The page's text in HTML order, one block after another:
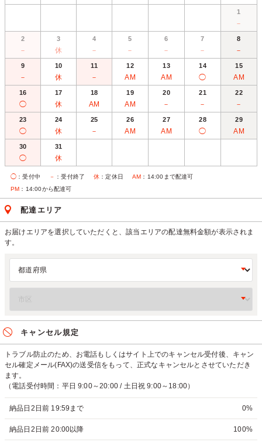
1
－
2
－
3
休
4
－
5
－
6
－
7
－
8
－
9
－
10
休
11
－
12
AM
13
AM
14
◯
15
AM
16
◯
17
休
18
AM
19
AM
20
－
21
－
22
－
23
◯
24
休
25
－
26
AM
27
AM
28
◯
29
AM
30
◯
31
休
◯ ：受付中 － ：受付終了 休 ：定休日 AM ：14:00まで配達可
PM ：14:00から配達可
配達エリア
お届けエリアを選択していただくと、該当エリアの配達無料金額が表示されま
す。
キャンセル規定
トラブル防止のため、お電話もしくはサイト上でのキャンセル受付後、キャン
セル確定メール(FAX)の送受信をもって、正式なキャンセルとさせていただき
ます。
（電話受付時間：平日 9:00～20:00 / 土日祝 9:00～18:00）
納品日2日前 19:59まで 0%
納品日2日前 20:00以降 100%